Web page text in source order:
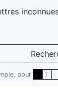
pour T